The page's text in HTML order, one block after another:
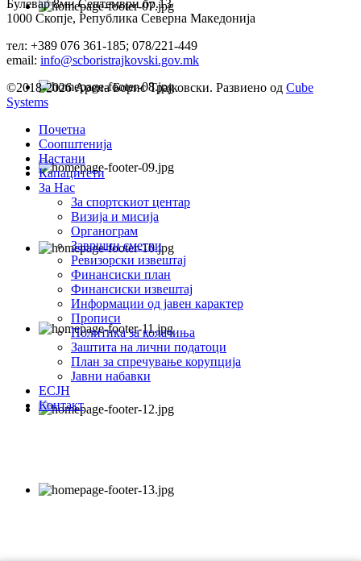
Булевар 8ми Септември бр.13
1000 Скопје, Република Северна Македонија
тел: +389 076 361-185; 078/221-449
email: info@scboristrajkovski.gov.mk
©2018-2026 Арена Борис Трајковски. Развиено од Cube
Systems
Почетна
Соопштенија
Настани
Капацитети
За Нас
За спортскиот центар
Визија и мисија
Органограм
Завршни сметки
Ревизорски извештај
Финансиски план
Финансиски извештај
Информации од јавен карактер
Прописи
Политика за колачиња
Заштита на лични податоци
План за спречување корупција
Јавни набавки
ЕСЈН
Контакт